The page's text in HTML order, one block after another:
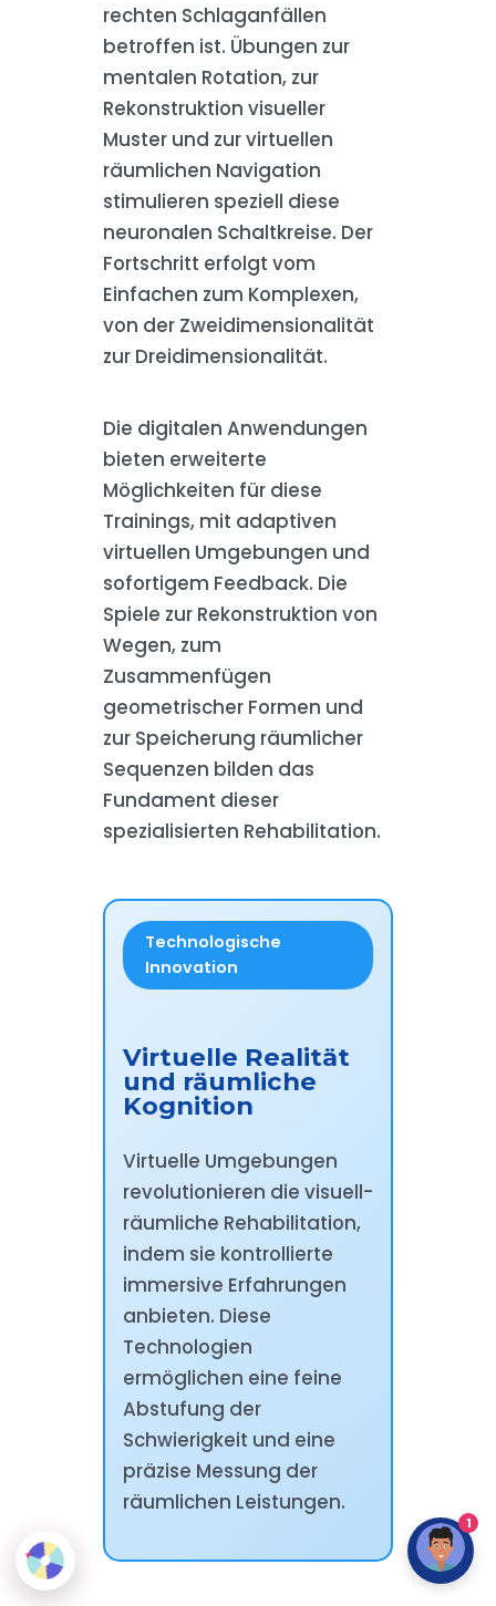
rechten Schlaganfällen
betroffen ist. Übungen zur
mentalen Rotation, zur
Rekonstruktion visueller
Muster und zur virtuellen
räumlichen Navigation
stimulieren speziell diese
neuronalen Schaltkreise. Der
Fortschritt erfolgt vom
Einfachen zum Komplexen,
von der Zweidimensionalität
zur Dreidimensionalität.
Die digitalen Anwendungen
bieten erweiterte
Möglichkeiten für diese
Trainings, mit adaptiven
virtuellen Umgebungen und
sofortigem Feedback. Die
Spiele zur Rekonstruktion von
Wegen, zum
Zusammenfügen
geometrischer Formen und
zur Speicherung räumlicher
Sequenzen bilden das
Fundament dieser
spezialisierten Rehabilitation.
Technologische
Innovation
Virtuelle Realität
und räumliche
Kognition
Virtuelle Umgebungen
revolutionieren die visuell-
räumliche Rehabilitation,
indem sie kontrollierte
immersive Erfahrungen
anbieten. Diese
Technologien
ermöglichen eine feine
Abstufung der
Schwierigkeit und eine
präzise Messung der
räumlichen Leistungen.
1